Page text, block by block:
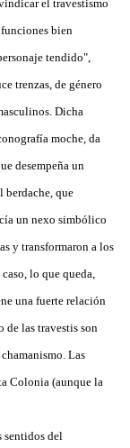
el travestismo
bien
tendido",
trenzas, de género
Dicha
moche, da
desempeña un
que
un nexo simbólico
y transformaron a los
lo que queda,
una fuerte relación
de las travestis son
Las
Colonia (aunque la
del